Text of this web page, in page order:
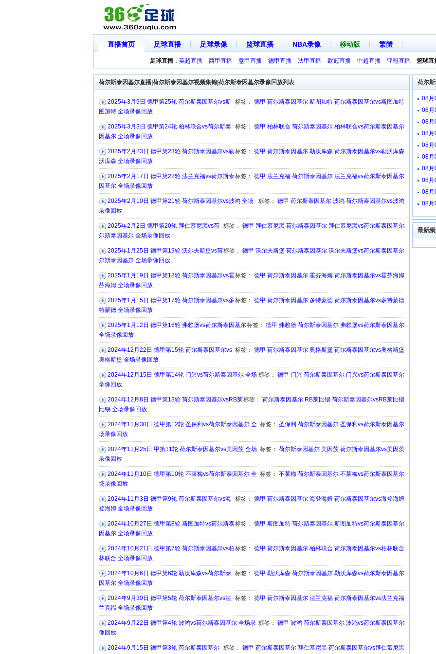
直播首页 足球直播 足球录像 篮球直播 NBA录像 移动版 繁體
足球直播： 英超直播 西甲直播 意甲直播 德甲直播 法甲直播 欧冠直播 中超直播 亚冠直播 篮球直
荷尔斯泰因基尔直播|荷尔斯泰因基尔视频集锦|荷尔斯泰因基尔录像回放列表
标签： 德甲 荷尔斯泰因基尔 斯图加特 荷尔斯泰因基尔vs斯图加特
2025年3月9日 德甲第25轮 荷尔斯泰因基尔vs斯
图加特 全场录像回放
标签： 德甲 柏林联合 荷尔斯泰因基尔 柏林联合vs荷尔斯泰因基尔
2025年3月3日 德甲第24轮 柏林联合vs荷尔斯泰
因基尔 全场录像回放
标签： 德甲 荷尔斯泰因基尔 勒沃库森 荷尔斯泰因基尔vs勒沃库森
2025年2月23日 德甲第23轮 荷尔斯泰因基尔vs勒
沃库森 全场录像回放
标签： 德甲 法兰克福 荷尔斯泰因基尔 法兰克福vs荷尔斯泰因基尔
2025年2月17日 德甲第22轮 法兰克福vs荷尔斯泰
因基尔 全场录像回放
标签： 德甲 荷尔斯泰因基尔 波鸿 荷尔斯泰因基尔vs波鸿
2025年2月10日 德甲第21轮 荷尔斯泰因基尔vs波鸿 全场
录像回放
标签： 德甲 拜仁慕尼黑 荷尔斯泰因基尔 拜仁慕尼黑vs荷尔斯泰因基尔
2025年2月2日 德甲第20轮 拜仁慕尼黑vs荷
尔斯泰因基尔 全场录像回放
标签： 德甲 沃尔夫斯堡 荷尔斯泰因基尔 沃尔夫斯堡vs荷尔斯泰因基尔
2025年1月25日 德甲第19轮 沃尔夫斯堡vs荷
尔斯泰因基尔 全场录像回放
标签： 德甲 荷尔斯泰因基尔 霍芬海姆 荷尔斯泰因基尔vs霍芬海姆
2025年1月19日 德甲第18轮 荷尔斯泰因基尔vs霍
芬海姆 全场录像回放
标签： 德甲 荷尔斯泰因基尔 多特蒙德 荷尔斯泰因基尔vs多特蒙德
2025年1月15日 德甲第17轮 荷尔斯泰因基尔vs多
特蒙德 全场录像回放
标签： 德甲 弗赖堡 荷尔斯泰因基尔 弗赖堡vs荷尔斯泰因基尔
2025年1月12日 德甲第16轮 弗赖堡vs荷尔斯泰因基尔
全场录像回放
标签： 德甲 荷尔斯泰因基尔 奥格斯堡 荷尔斯泰因基尔vs奥格斯堡
2024年12月22日 德甲第15轮 荷尔斯泰因基尔vs
奥格斯堡 全场录像回放
标签： 德甲 门兴 荷尔斯泰因基尔 门兴vs荷尔斯泰因基尔
2024年12月15日 德甲第14轮 门兴vs荷尔斯泰因基尔 全场
录像回放
标签： 荷尔斯泰因基尔 RB莱比锡 荷尔斯泰因基尔vsRB莱比锡
2024年12月8日 德甲第13轮 荷尔斯泰因基尔vsRB莱
比锡 全场录像回放
标签： 圣保利 荷尔斯泰因基尔 圣保利vs荷尔斯泰因基尔
2024年11月30日 德甲第12轮 圣保利vs荷尔斯泰因基尔 全
场录像回放
标签： 荷尔斯泰因基尔 美因茨 荷尔斯泰因基尔vs美因茨
2024年11月25日 甲第11轮 荷尔斯泰因基尔vs美因茨 全场
录像回放
标签： 不莱梅 荷尔斯泰因基尔 不莱梅vs荷尔斯泰因基尔
2024年11月10日 德甲第10轮 不莱梅vs荷尔斯泰因基尔 全
场录像回放
标签： 德甲 荷尔斯泰因基尔 海登海姆 荷尔斯泰因基尔vs海登海姆
2024年11月3日 德甲第9轮 荷尔斯泰因基尔vs海
登海姆 全场录像回放
标签： 德甲 斯图加特 荷尔斯泰因基尔 斯图加特vs荷尔斯泰因基尔
2024年10月27日 德甲第8轮 斯图加特vs荷尔斯泰
因基尔 全场录像回放
标签： 德甲 荷尔斯泰因基尔 柏林联合 荷尔斯泰因基尔vs柏林联合
2024年10月21日 德甲第7轮 荷尔斯泰因基尔vs柏
林联合 全场录像回放
标签： 德甲 勒沃库森 荷尔斯泰因基尔 勒沃库森vs荷尔斯泰因基尔
2024年10月6日 德甲第6轮 勒沃库森vs荷尔斯泰
因基尔 全场录像回放
标签： 德甲 荷尔斯泰因基尔 法兰克福 荷尔斯泰因基尔vs法兰克福
2024年9月30日 德甲第5轮 荷尔斯泰因基尔vs法
兰克福 全场录像回放
标签： 德甲 波鸿 荷尔斯泰因基尔 波鸿vs荷尔斯泰因基尔
2024年9月22日 德甲第4轮 波鸿vs荷尔斯泰因基尔 全场录
像回放
标签： 德甲 荷尔斯泰因基尔 拜仁慕尼黑 荷尔斯泰因基尔vs拜仁慕尼黑
2024年9月15日 德甲第3轮 荷尔斯泰因基尔
荷尔
08月
08月
08月
08月
08月
08月
08月
08月
08月
08月
最新